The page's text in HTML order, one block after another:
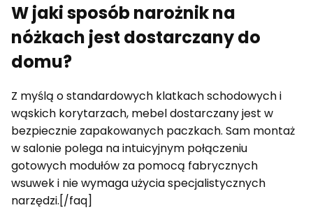
W jaki sposób narożnik na
nóżkach jest dostarczany do
domu?
Z myślą o standardowych klatkach schodowych i
wąskich korytarzach, mebel dostarczany jest w
bezpiecznie zapakowanych paczkach. Sam montaż
w salonie polega na intuicyjnym połączeniu
gotowych modułów za pomocą fabrycznych
wsuwek i nie wymaga użycia specjalistycznych
narzędzi.[/faq]